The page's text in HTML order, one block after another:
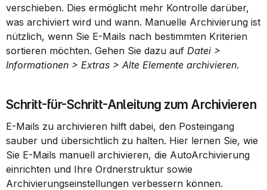
verschieben. Dies ermöglicht mehr Kontrolle darüber,
was archiviert wird und wann. Manuelle Archivierung ist
nützlich, wenn Sie E-Mails nach bestimmten Kriterien
sortieren möchten. Gehen Sie dazu auf Datei >
Informationen > Extras > Alte Elemente archivieren.
Schritt-für-Schritt-Anleitung zum Archivieren
E-Mails zu archivieren hilft dabei, den Posteingang
sauber und übersichtlich zu halten. Hier lernen Sie, wie
Sie E-Mails manuell archivieren, die AutoArchivierung
einrichten und Ihre Ordnerstruktur sowie
Archivierungseinstellungen verbessern können.